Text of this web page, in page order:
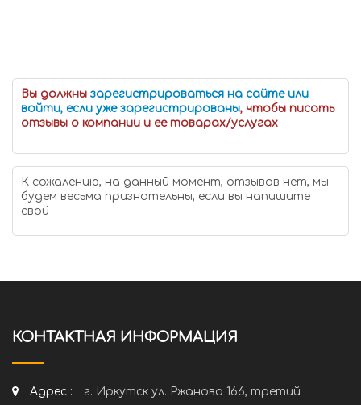
Вы должны зарегистрироваться на сайте или
войти, если уже зарегистрированы, чтобы писать
отзывы о компании и ее товарах/услугах
К сожалению, на данный момент, отзывов нет, мы
будем весьма признательны, если вы напишите
свой
КОНТАКТНАЯ ИНФОРМАЦИЯ
Адрес :
г. Иркутск ул. Ржанова 166, третий